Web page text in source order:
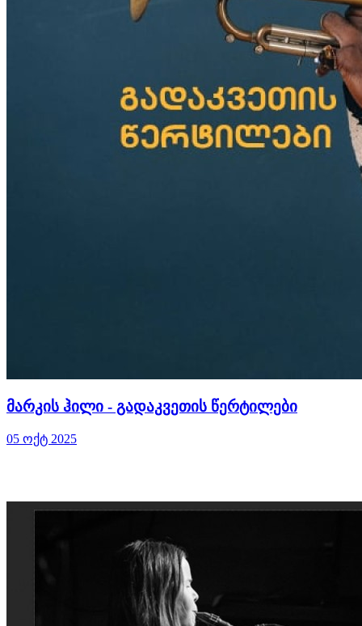
მარკის ჰილი - გადაკვეთის წერტილები
05 ოქტ 2025